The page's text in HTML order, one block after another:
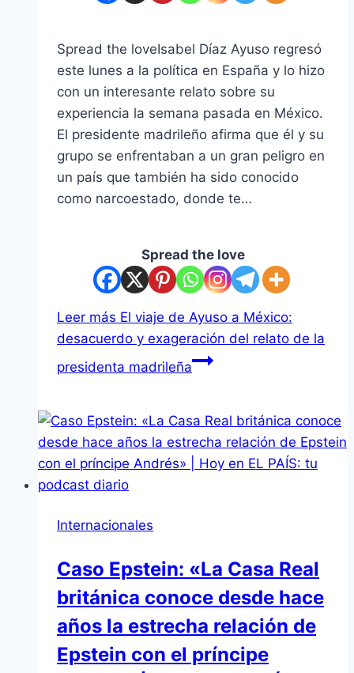
Spread the loveIsabel Díaz Ayuso regresó
este lunes a la política en España y lo hizo
con un interesante relato sobre su
experiencia la semana pasada en México.
El presidente madrileño afirma que él y su
grupo se enfrentaban a un gran peligro en
un país que también ha sido conocido
como narcoestado, donde te…
Spread the love
Leer más El viaje de Ayuso a México:
desacuerdo y exageración del relato de la
presidenta madrileña
Internacionales
Caso Epstein: «La Casa Real
británica conoce desde hace
años la estrecha relación de
Epstein con el príncipe